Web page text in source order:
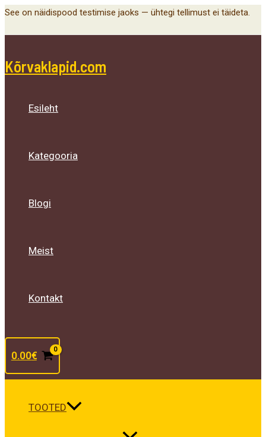
Skip
See on näidispood testimise jaoks — ühtegi tellimust ei täideta.
Kõrvaklapid.com
Esileht
Kategooria
Blogi
Meist
Kontakt
0.00€
TOOTED
Menu
Toggle
Menu
Toggle
Menu
Toggle
Main
Menu